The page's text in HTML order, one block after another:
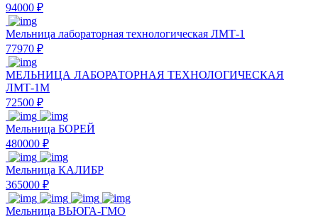
94000 ₽
Мельница лабораторная технологическая ЛМТ-1
77970 ₽
МЕЛЬНИЦА ЛАБОРАТОРНАЯ ТЕХНОЛОГИЧЕСКАЯ
ЛМТ-1М
72500 ₽
Мельница БОРЕЙ
480000 ₽
Мельница КАЛИБР
365000 ₽
Мельница ВЬЮГА-ГМО